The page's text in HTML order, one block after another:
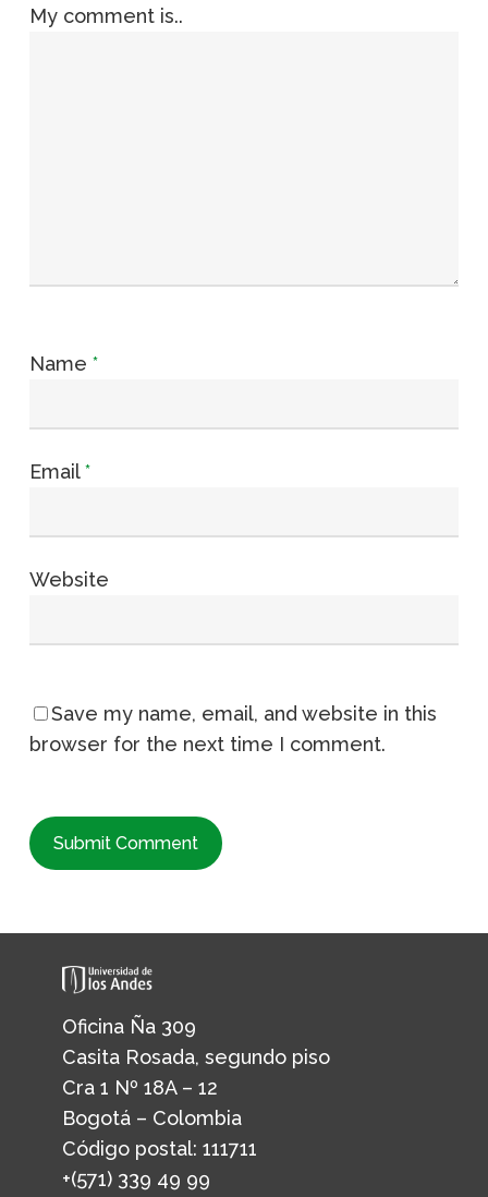
My comment is..
Name *
Email*
Website
Save my name, email, and website in this
browser for the next time I comment.
Oficina Ña 309
Casita Rosada, segundo piso
Cra 1 Nº 18A – 12
Bogotá – Colombia
Código postal: 111711
+(571) 339 49 99